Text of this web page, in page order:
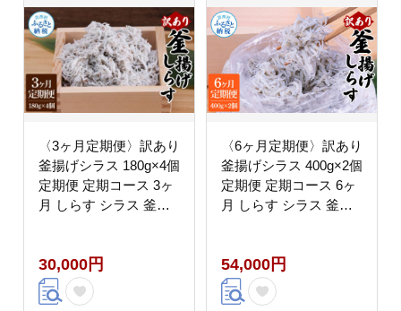
〈3ヶ月定期便〉訳あり
釜揚げシラス 180g×4個
定期便 定期コース 3ヶ
月 しらす シラス 釜揚
不揃い しらす丼 海鮮丼
お茶漬け
30,000円
〈6ヶ月定期便〉訳あり
釜揚げシラス 400g×2個
定期便 定期コース 6ヶ
月 しらす シラス 釜揚
不揃い しらす丼 海鮮丼
お茶漬け
54,000円